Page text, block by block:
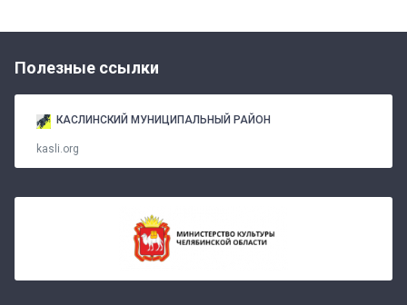
Полезные ссылки
КАСЛИНСКИЙ МУНИЦИПАЛЬНЫЙ РАЙОН
kasli.org